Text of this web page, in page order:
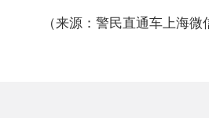
（来源：警民直通车上海微